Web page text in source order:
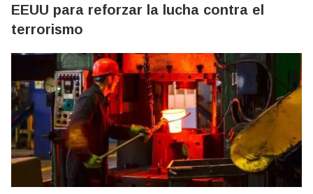
EEUU para reforzar la lucha contra el
terrorismo